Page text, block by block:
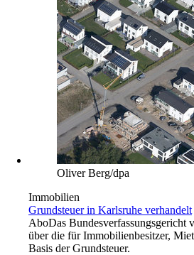
Oliver Berg/dpa
Immobilien
Grundsteuer in Karlsruhe verhandelt
AboDas Bundesverfassungsgericht
über die für Immobilienbesitzer,
Basis der Grundsteuer.